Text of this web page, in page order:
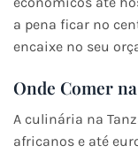
a pena ficar no
encaixe no seu
Onde Comer
A culinária na
africanos e até